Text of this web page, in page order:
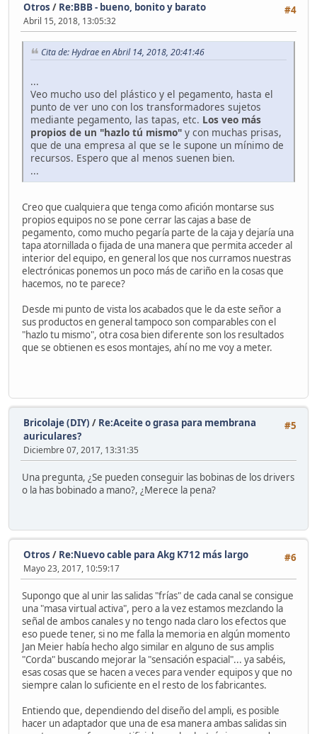
#4
Otros / Re:BBB - bueno, bonito y barato
Abril 15, 2018, 13:05:32
Cita de: Hydrae en Abril 14, 2018, 20:41:46
...
Veo mucho uso del plástico y el pegamento, hasta el
punto de ver uno con los transformadores sujetos
mediante pegamento, las tapas, etc. Los veo más
propios de un "hazlo tú mismo" y con muchas prisas,
que de una empresa al que se le supone un mínimo de
recursos. Espero que al menos suenen bien.
...
Creo que cualquiera que tenga como afición montarse sus
propios equipos no se pone cerrar las cajas a base de
pegamento, como mucho pegaría parte de la caja y dejaría una
tapa atornillada o fijada de una manera que permita acceder al
interior del equipo, en general los que nos curramos nuestras
electrónicas ponemos un poco más de cariño en la cosas que
hacemos, no te parece?
Desde mi punto de vista los acabados que le da este señor a
sus productos en general tampoco son comparables con el
"hazlo tu mismo", otra cosa bien diferente son los resultados
que se obtienen es esos montajes, ahí no me voy a meter.
#5
Bricolaje (DIY) / Re:Aceite o grasa para membrana
auriculares?
Diciembre 07, 2017, 13:31:35
Una pregunta, ¿Se pueden conseguir las bobinas de los drivers
o la has bobinado a mano?, ¿Merece la pena?
#6
Otros / Re:Nuevo cable para Akg K712 más largo
Mayo 23, 2017, 10:59:17
Supongo que al unir las salidas "frías" de cada canal se consigue
una "masa virtual activa", pero a la vez estamos mezclando la
señal de ambos canales y no tengo nada claro los efectos que
eso puede tener, si no me falla la memoria en algún momento
Jan Meier había hecho algo similar en alguno de sus amplis
"Corda" buscando mejorar la "sensación espacial"... ya sabéis,
esas cosas que se hacen a veces para vender equipos y que no
siempre calan lo suficiente en el resto de los fabricantes.
Entiendo que, dependiendo del diseño del ampli, es posible
hacer un adaptador que una de esa manera ambas salidas sin